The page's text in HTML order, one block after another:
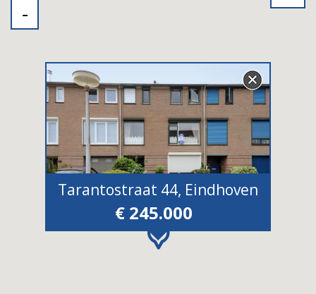
Tarantostraat 44, Eindhoven
€ 245.000